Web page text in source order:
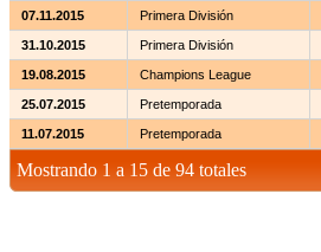
07.11.2015 Primera División
31.10.2015 Primera División
19.08.2015 Champions League
25.07.2015 Pretemporada
11.07.2015 Pretemporada
Mostrando 1 a 15 de 94 totales